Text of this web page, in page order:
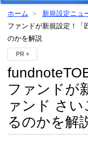
ホーム 新規設定ニュ
ファンドが新規設定！「
のかを解説
PR +
ファンドが
ァンド さい
るのかを解